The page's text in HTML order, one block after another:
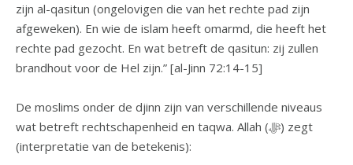
zijn al-qasitun (ongelovigen die van het rechte pad zijn
afgeweken). En wie de islam heeft omarmd, die heeft het
rechte pad gezocht. En wat betreft de qasitun: zij zullen
brandhout voor de Hel zijn.” [al-Jinn 72:14-15]
De moslims onder de djinn zijn van verschillende niveaus
wat betreft rechtschapenheid en taqwa. Allah (ﷻ) zegt
(interpretatie van de betekenis):